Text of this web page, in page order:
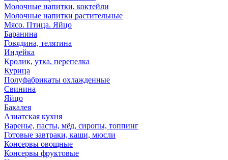
Молочные напитки, коктейли
Молочные напитки растительные
Мясо. Птица. Яйцо
Баранина
Говядина, телятина
Индейка
Кролик, утка, перепелка
Курица
Полуфабрикаты охлажденные
Свинина
Яйцо
Бакалея
Азиатская кухня
Варенье, пасты, мёд, сиропы, топпинг
Готовые завтраки, каши, мюсли
Консервы овощные
Консервы фруктовые